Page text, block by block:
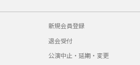
新規会員登録
退会受付
公演中止・延期・変更